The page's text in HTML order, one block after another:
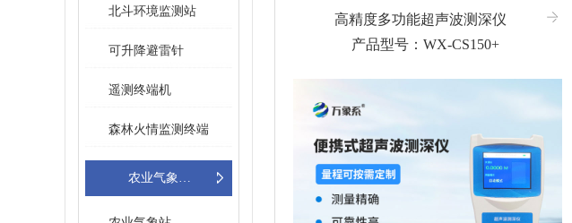
北斗环境监测站
可升降避雷针
遥测终端机
森林火情监测终端
农业气象环境监测
高精度多功能超声波测深仪
产品型号：WX-CS150+